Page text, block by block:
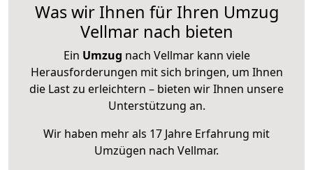
Was wir Ihnen für Ihren Umzug
Vellmar nach bieten
Ein Umzug nach Vellmar kann viele
Herausforderungen mit sich bringen, um Ihnen
die Last zu erleichtern – bieten wir Ihnen unsere
Unterstützung an.
Wir haben mehr als 17 Jahre Erfahrung mit
Umzügen nach Vellmar.